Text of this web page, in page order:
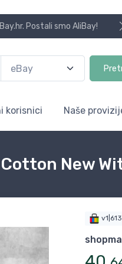
Postali smo AliBay!
korisnici Naše
New